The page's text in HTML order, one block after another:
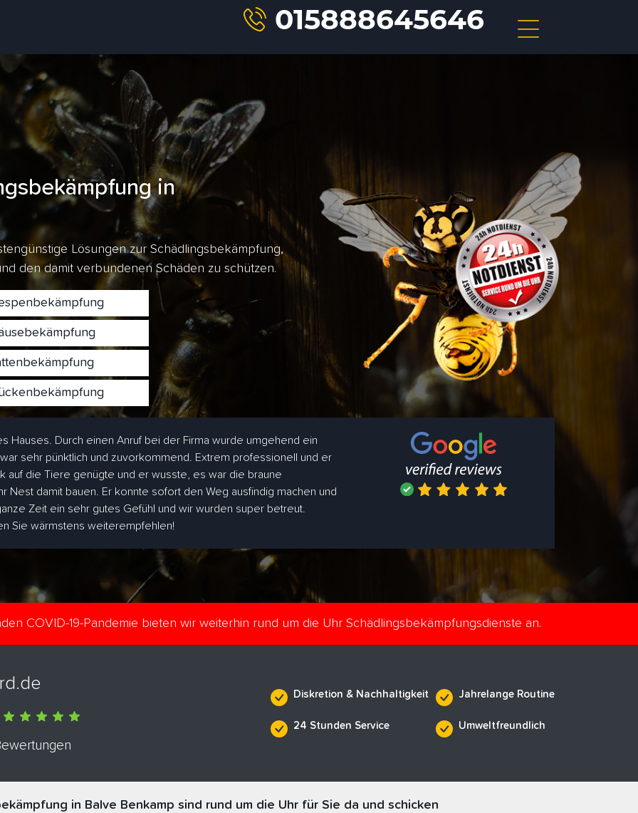
in
Lösungen zur Schädlingsbekämpfung,
den damit verbundenen Schäden zu schützen.
Hauses. Durch einen Anruf bei der Firma wurde umgehend ein
sehr pünktlich und zuvorkommend. Extrem professionell und er
auf die Tiere genügte und er wusste, es war die braune
Nest damit bauen. Er konnte sofort den Weg ausfindig machen und
Zeit ein sehr gutes Gefühl und wir wurden super betreut.
Sie wärmstens weiterempfehlen!
COVID-19-Pandemie bieten wir weiterhin rund um die Uhr Schädlingsbekämpfungsdienste an.
Diskretion & Nachhaltigkeit
24 Stunden Service
Jahrelange Routine
Umweltfreundlich
in Balve Benkamp sind rund um die Uhr für Sie da und schicken